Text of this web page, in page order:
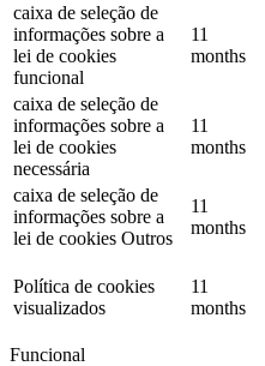
caixa de seleção de
informações sobre a
lei de cookies
funcional
11
months
caixa de seleção de
informações sobre a
lei de cookies
necessária
11
months
caixa de seleção de
informações sobre a
lei de cookies Outros
11
months
Política de cookies
visualizados
11
months
Funcional